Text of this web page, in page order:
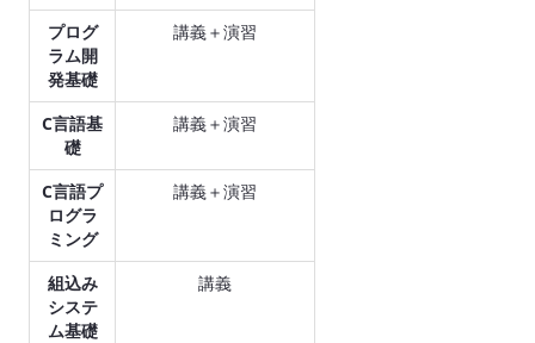
プログ
ラム開
発基礎
講義＋演習
C言語基
礎
講義＋演習
C言語プ
ログラ
ミング
講義＋演習
組込み
システ
ム基礎
講義